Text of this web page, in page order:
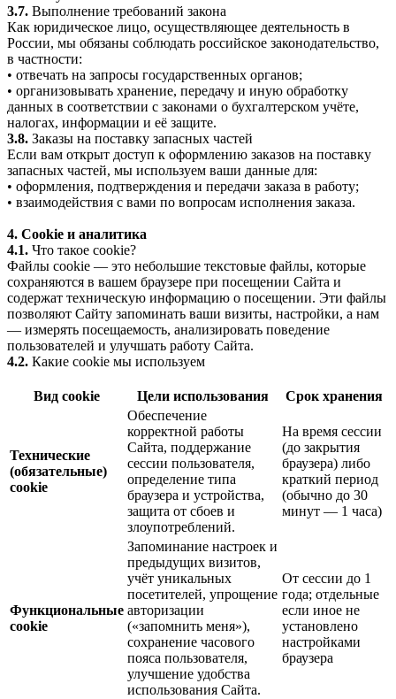
3.7. Выполнение требований закона
Как юридическое лицо, осуществляющее деятельность в
России, мы обязаны соблюдать российское законодательство,
в частности:
• отвечать на запросы государственных органов;
• организовывать хранение, передачу и иную обработку
данных в соответствии с законами о бухгалтерском учёте,
налогах, информации и её защите.
3.8. Заказы на поставку запасных частей
Если вам открыт доступ к оформлению заказов на поставку
запасных частей, мы используем ваши данные для:
• оформления, подтверждения и передачи заказа в работу;
• взаимодействия с вами по вопросам исполнения заказа.
4. Cookie и аналитика
4.1. Что такое cookie?
Файлы cookie — это небольшие текстовые файлы, которые
сохраняются в вашем браузере при посещении Сайта и
содержат техническую информацию о посещении. Эти файлы
позволяют Сайту запоминать ваши визиты, настройки, а нам
— измерять посещаемость, анализировать поведение
пользователей и улучшать работу Сайта.
4.2. Какие cookie мы используем
Вид cookie Цели использования Срок хранения
Технические
(обязательные)
cookie
Обеспечение
корректной работы
Сайта, поддержание
сессии пользователя,
определение типа
браузера и устройства,
защита от сбоев и
злоупотреблений.
На время сессии
(до закрытия
браузера) либо
краткий период
(обычно до 30
минут — 1 часа)
Функциональные
cookie
Запоминание настроек и
предыдущих визитов,
учёт уникальных
посетителей, упрощение
авторизации
(«запомнить меня»),
сохранение часового
пояса пользователя,
улучшение удобства
использования Сайта.
От сессии до 1
года; отдельные
если иное не
установлено
настройками
браузера